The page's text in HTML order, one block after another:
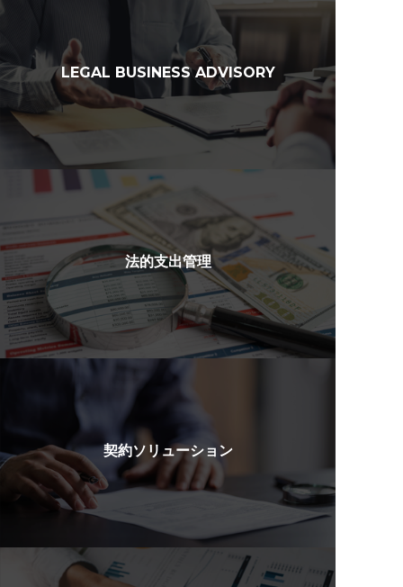
LEGAL BUSINESS ADVISORY
法的支出管理
契約ソリューション